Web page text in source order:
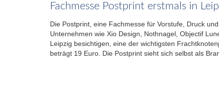
Fachmesse Postprint erstmals in
Die Postprint, eine Fachmesse für Vorstufe, Druck
Unternehmen wie Xio Design, Nothnagel, Objectif
Leipzig besichtigen, eine der wichtigsten
beträgt 19 Euro. Die Postprint sieht sich selbst als